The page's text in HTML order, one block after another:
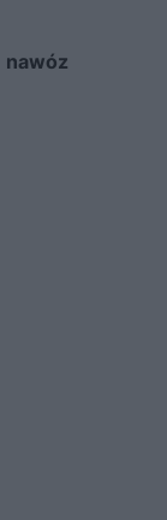
nawóz